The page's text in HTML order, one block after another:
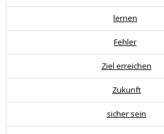
lernen
Fehler
Ziel erreichen
Zukunft
sicher sein